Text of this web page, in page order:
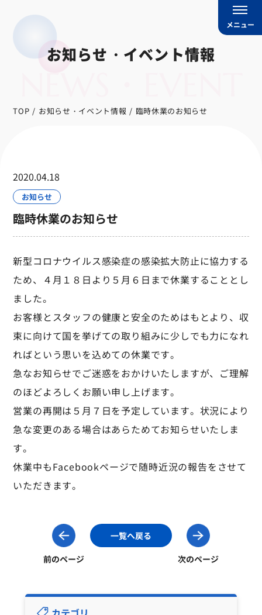
メニュー
お知らせ・イベント情報
TOP お知らせ・イベント情報 臨時休業のお知らせ
2020.04.18
お知らせ
臨時休業のお知らせ
新型コロナウイルス感染症の感染拡大防止に協力する
ため、４月１８日より５月６日まで休業することとし
ました。
お客様とスタッフの健康と安全のためはもとより、収
束に向けて国を挙げての取り組みに少しでも力になれ
ればという思いを込めての休業です。
急なお知らせでご迷惑をおかけいたしますが、ご理解
のほどよろしくお願い申し上げます。
営業の再開は５月７日を予定しています。状況により
急な変更のある場合はあらためてお知らせいたしま
す。
休業中もFacebookページで随時近況の報告をさせて
いただきます。
前のページ
一覧へ戻る
次のページ